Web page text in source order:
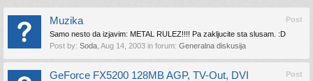
Post
Muzika
Samo nesto da izjavim: METAL RULEZ!!!! Pa zakljucite sta slusam. :D
Post by: Soda Aug 14, 2003 in forum: Generalna diskusija
Post
GeForce FX5200 128MB AGP, TV-Out, DVI